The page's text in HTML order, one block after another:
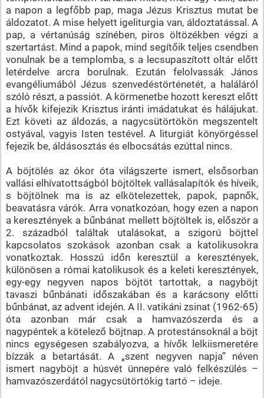
a napon a legfőbb pap, maga Jézus Krisztus mutat be
áldozatot. A mise helyett igeliturgia van, áldoztatással. A
pap, a vértanúság színében, piros öltözékben végzi a
szertartást. Mind a papok, mind segítőik teljes csendben
vonulnak be a templomba, s a lecsupaszított oltár előtt
letérdelve arcra borulnak. Ezután felolvassák János
evangéliumából Jézus szenvedéstörténetét, a haláláról
szóló részt, a passiót. A körmenetbe hozott kereszt előtt
a hívők kifejezik Krisztus iránti imádatukat és hálájukat.
Ezt követi az áldozás, a nagycsütörtökön megszentelt
ostyával, vagyis Isten testével. A liturgiát könyörgéssel
fejezik be, áldásosztás és elbocsátás ezúttal nincs.
A böjtölés az ókor óta világszerte ismert, elsősorban
vallási elhívatottságból böjtöltek vallásalapítók és híveik,
s böjtölnek ma is az elkötelezettek, papok, papnők,
beavatásra várók. Arra vonatkozóan, hogy ezen a napon
a keresztények a bűnbánat mellett böjtöltek is, először a
2. századból találtak utalásokat, a szigorú böjttel
kapcsolatos szokások azonban csak a katolikusokra
vonatkoztak. Hosszú időn keresztül a keresztények,
különösen a római katolikusok és a keleti keresztények,
egy-egy negyven napos böjtöt tartottak, a nagyböjt
tavaszi bűnbánati időszakában és a karácsony előtti
bűnbánat, az advent idején. A II. vatikáni zsinat (1962-65)
óta azonban már csak a hamvazószerda és a
nagypéntek a kötelező böjtnap. A protestánsoknál a böjt
nincs egységesen szabályozva, a hívők lelkiismeretére
bízzák a betartását. A „szent negyven napja” néven
ismert nagyböjt a húsvét ünnepére való felkészülés –
hamvazószerdától nagycsütörtökig tartó – ideje.